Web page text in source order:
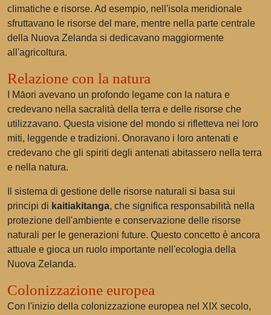
climatiche e risorse. Ad esempio, nell'isola meridionale
sfruttavano le risorse del mare, mentre nella parte centrale
della Nuova Zelanda si dedicavano maggiormente
all'agricoltura.
Relazione con la natura
I Māori avevano un profondo legame con la natura e
credevano nella sacralità della terra e delle risorse che
utilizzavano. Questa visione del mondo si rifletteva nei loro
miti, leggende e tradizioni. Onoravano i loro antenati e
credevano che gli spiriti degli antenati abitassero nella terra
e nella natura.
Il sistema di gestione delle risorse naturali si basa sui
principi di kaitiakitanga, che significa responsabilità nella
protezione dell'ambiente e conservazione delle risorse
naturali per le generazioni future. Questo concetto è ancora
attuale e gioca un ruolo importante nell'ecologia della
Nuova Zelanda.
Colonizzazione europea
Con l'inizio della colonizzazione europea nel XIX secolo,